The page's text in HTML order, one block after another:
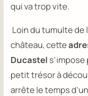
qui va trop vite.
Loin du tumulte de
château, cette
Ducastel
petit trésor à
arrête le temps